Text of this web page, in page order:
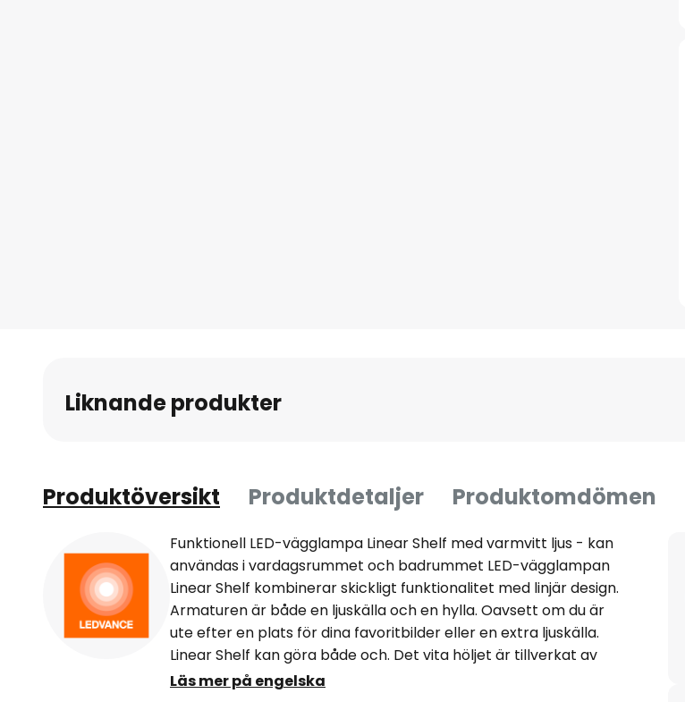
Liknande produkter
Produktöversikt Produktdetaljer Produktomdömen
Funktionell LED-vägglampa Linear Shelf med varmvitt ljus - kan
användas i vardagsrummet och badrummet LED-vägglampan
Linear Shelf kombinerar skickligt funktionalitet med linjär design.
Armaturen är både en ljuskälla och en hylla. Oavsett om du är
ute efter en plats för dina favoritbilder eller en extra ljuskälla.
Linear Shelf kan göra både och. Det vita höljet är tillverkat av
aluminium och polykarbonat. Användningsområdena är många.
Läs mer på engelska